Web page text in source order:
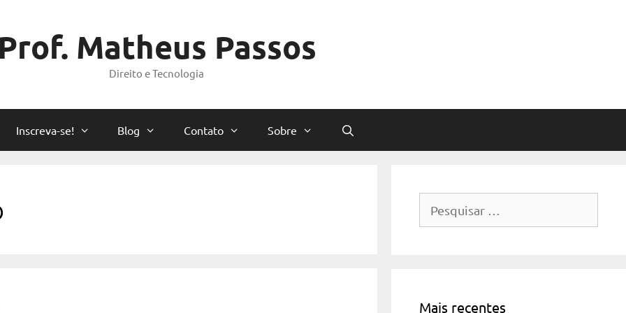
Prof. Matheus Passos
Direito e Tecnologia
Inscreva-se! Blog Contato Sobre
por:
Mais recentes